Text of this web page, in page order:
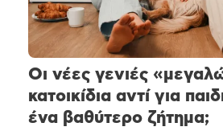
Οι νέες γενιές
κατοικίδια αντί για
ένα βαθύτερο ζήτημα;